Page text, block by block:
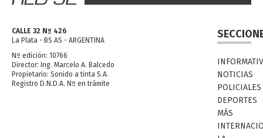
CALLE 32 Nº 426
La Plata - BS AS - ARGENTINA
Nº edición: 10766
Director: Ing. Marcelo A. Balcedo
Propietario: Sonido a tinta S.A.
Registro D.N.D.A. Nº en trámite
NOTICIAS
POLICIALES
DEPORTES
MÁS